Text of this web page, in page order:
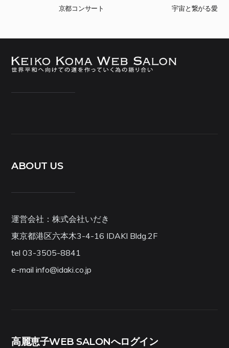
宇宙と繋がる愛
京都コンサート
ABOUT US
運営会社：株式会社いだき
東京都港区六本木3-4-16 IDAKI Bldg.2F
tel 03-3505-8841
e-mail info@idaki.co.jp
高麗恵子WEB SALONへログイン